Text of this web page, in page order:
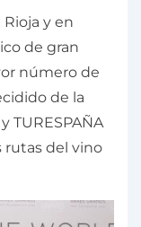
y en
de gran
número de
de la
TURESPAÑA
rutas del vino